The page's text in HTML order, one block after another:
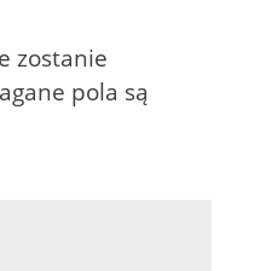
zostanie
pola są